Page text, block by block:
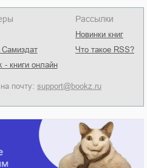
Самиздат
- книги онлайн
Рассылки
Новинки книг
Что такое RSS?
почту: support@bookz.ru